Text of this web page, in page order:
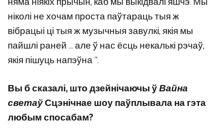
ніколі не хочам проста паўтараць тыя ж
вібрацыі ці тыя ж музычныя завулкі, якія мы
пайшлі раней … але ў нас ёсць некалькі рэчаў,
якія пішуць напэўна “.
Вы б сказалі, што дзейнічаючы ўВайна
светаўСцэнічнае шоу паўплывала на гэта
любым спосабам?